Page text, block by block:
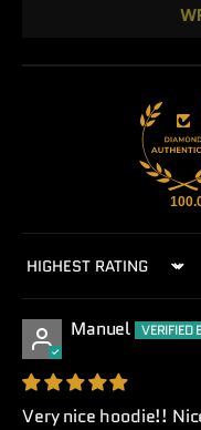
Sort by
Manuel
Very nice hoodie!!